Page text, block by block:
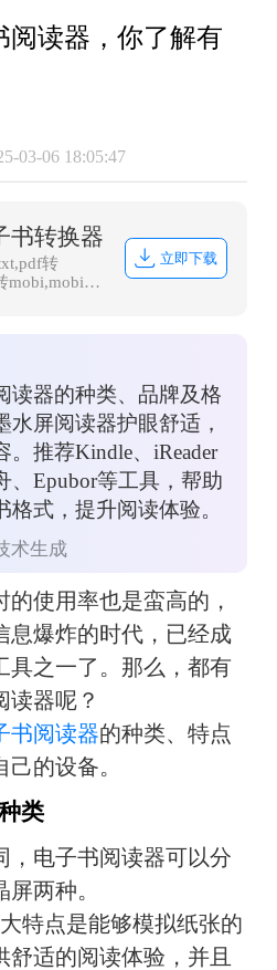
阅读器，你了解有
03-06 18:05:47
书转换器
转
mobi,mobi转
立即下载
读器的种类、品牌及格
屏阅读器护眼舒适，
推荐Kindle、iReader
、Epubor等工具，帮助
式，提升阅读体验。
术生成
使用率也是蛮高的，
息爆炸的时代，已经成
具之一了。那么，都有
读器呢？
书阅读器的种类、特点
的设备。
类
，电子书阅读器可以分
两种。
特点是能够模拟纸张的
适的阅读体验，并且